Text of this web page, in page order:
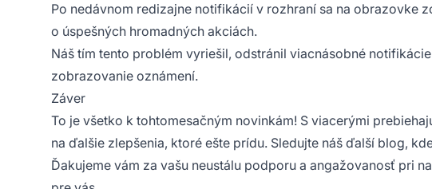
Po nedávnom redizajne notifikácií v rozhraní sa na obrazovke
o úspešných hromadných akciách.
Náš tím tento problém vyriešil, odstránil viacnásobné
zobrazovanie oznámení.
Záver
To je všetko k tohtomesačným novinkám! S viacerými
na ďalšie zlepšenia, ktoré ešte prídu. Sledujte náš ďalší blog,
Ďakujeme vám za vašu neustálu podporu a angažovanosť pri